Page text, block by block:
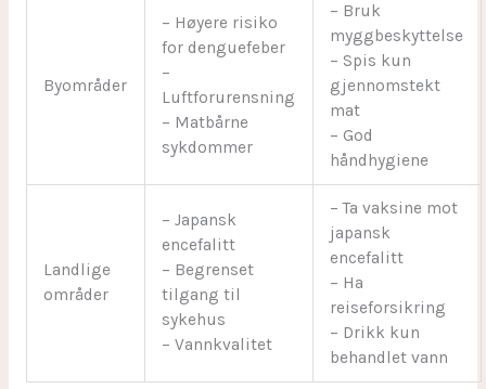
Byområder
– Høyere risiko
for denguefeber
–
Luftforurensning
– Matbårne
sykdommer
– Bruk
myggbeskyttelse
– Spis kun
gjennomstekt
mat
– God
håndhygiene
Landlige
områder
– Japansk
encefalitt
– Begrenset
tilgang til
sykehus
– Vannkvalitet
– Ta vaksine mot
japansk
encefalitt
– Ha
reiseforsikring
– Drikk kun
behandlet vann